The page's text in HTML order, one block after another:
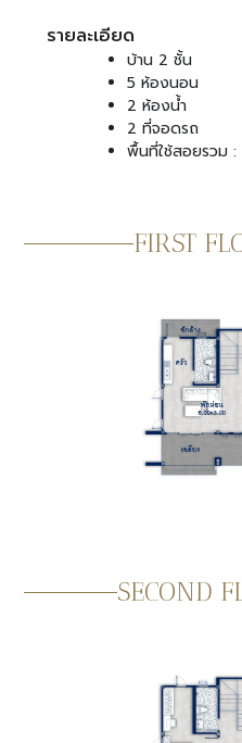
รายละเอียด
บ้าน 2 ชั้น
5 ห้องนอน
2 ห้องน้ำ
2 ที่จอดรถ
พื้นที่ใช้สอยรวม :
FIRST
SECOND